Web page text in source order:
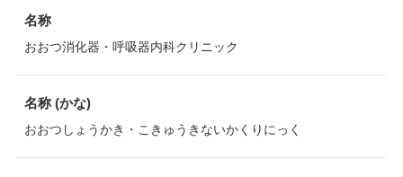
名称
おおつ消化器・呼吸器内科クリニック
名称 (かな)
おおつしょうかき・こきゅうきないかくりにっく